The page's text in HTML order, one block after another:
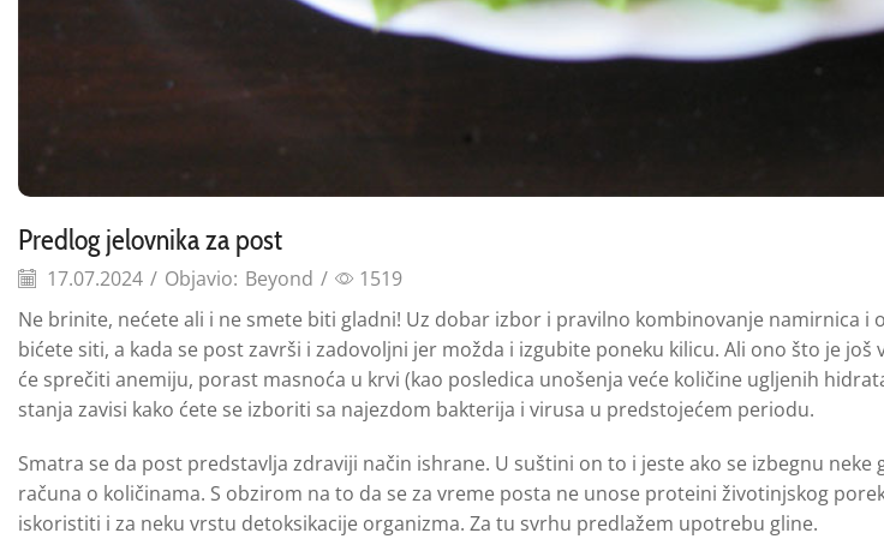
Predlog jelovnika za post
17.07.2024 / Objavio: Beyond /
1519
Ne brinite, nećete ali i ne smete biti gladni! Uz dobar izbor i pravilno kombinovanje namirnica i
bićete siti, a kada se post završi i zadovoljni jer možda i izgubite poneku kilicu. Ali ono što je
će sprečiti anemiju, porast masnoća u krvi (kao posledica unošenja veće količine ugljenih
stanja zavisi kako ćete se izboriti sa najezdom bakterija i virusa u predstojećem periodu.
Smatra se da post predstavlja zdraviji način ishrane. U suštini on to i jeste ako se izbegnu
računa o količinama. S obzirom na to da se za vreme posta ne unose proteini životinjskog
iskoristiti i za neku vrstu detoksikacije organizma. Za tu svrhu predlažem upotrebu gline.